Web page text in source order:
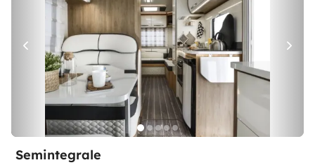
Semintegrale